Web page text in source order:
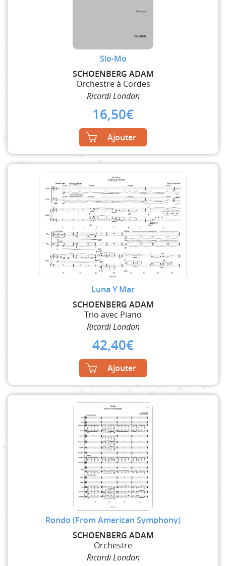
Slo-Mo
SCHOENBERG ADAM
Orchestre à Cordes
Ricordi London
16,50€
Ajouter
Luna Y Mar
SCHOENBERG ADAM
Trio avec Piano
Ricordi London
42,40€
Ajouter
Rondo (From American Symphony)
SCHOENBERG ADAM
Orchestre
Ricordi London